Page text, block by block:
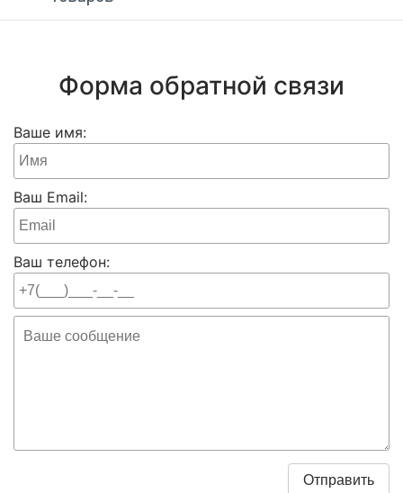
Форма обратной связи
Ваше имя:
Ваш Email:
Ваш телефон: